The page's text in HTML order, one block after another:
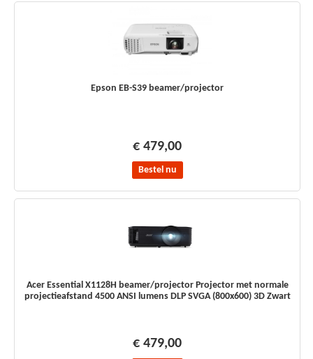
Epson EB-S39 beamer/projector
€ 479,00
Bestel nu
Acer Essential X1128H beamer/projector Projector met normale
projectieafstand 4500 ANSI lumens DLP SVGA (800x600) 3D Zwart
€ 479,00